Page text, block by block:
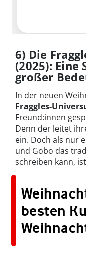
6) Die
(2025):
großer
In der neuen
Fraggles-
Freund:innen
Denn der leitet
ein. Doch als nur
und Gobo das
schreiben kann,
besten